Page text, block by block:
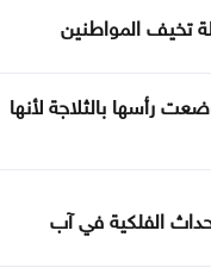
العام المقبل
لأسباب
التربية: 4481 طالبا وطالبة حصلوا على معدل 95%
تخيف المواطنين
رأسها بالثلاجة لأنها
الفلكية في آب